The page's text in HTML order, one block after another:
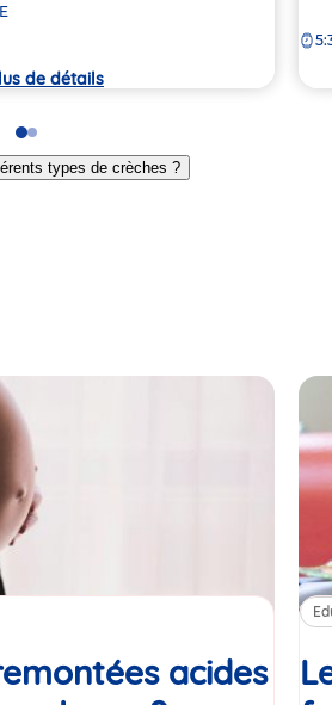
de détails
Go
to
slide
Go
to
slidetypes de crèches ?
acides